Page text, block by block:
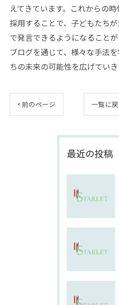
えてきています。これからの
採用することで、子どもたち
で発言できるようになること
ブログを通じて、様々な手法
ちの未来の可能性を広げていき
< 前のページ 一覧に
最近の投稿